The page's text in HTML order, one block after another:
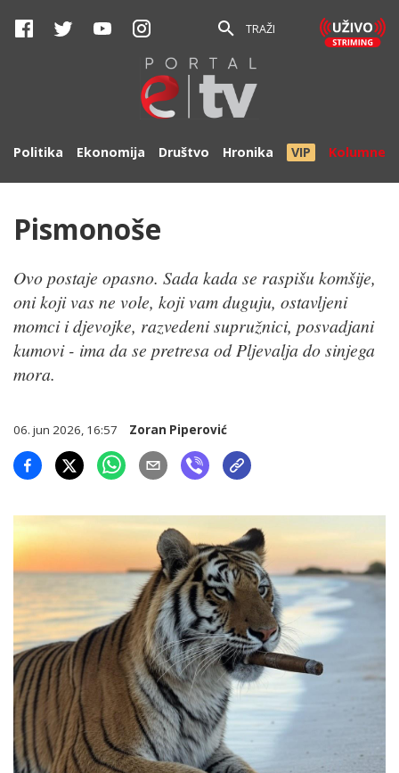
TRAŽI
Politika Ekonomija Društvo Hronika VIP Kolumne
Pismonoše
Ovo postaje opasno. Sada kada se raspišu komšije,
oni koji vas ne vole, koji vam duguju, ostavljeni
momci i djevojke, razvedeni supružnici, posvadjani
kumovi - ima da se pretresa od Pljevalja do sinjega
mora.
06. jun 2026, 16:57 Zoran Piperović